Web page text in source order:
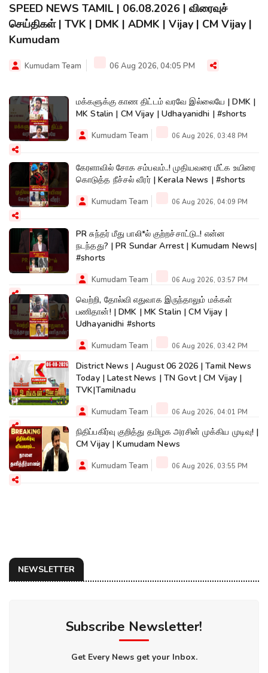
SPEED NEWS TAMIL | 06.08.2026 | விரைவுச்
செய்திகள் | TVK | DMK | ADMK | Vijay | CM Vijay |
Kumudam
Kumudam Team 06 Aug 2026, 04:05 PM
மக்களுக்கு காண திட்டம் வரவே இல்லையே | DMK |
MK Stalin | CM Vijay | Udhayanidhi | #shorts
Kumudam Team 06 Aug 2026, 03:48 PM
கேரளாவில் சோக சம்பவம்..! முதியவரை மீட்க உயிரை
கொடுத்த நீச்சல் வீரர் | Kerala News | #shorts
Kumudam Team 06 Aug 2026, 04:09 PM
PR சுந்தர் மீது பாலி*ல் குற்றச்சாட்டு..! என்ன
நடந்தது? | PR Sundar Arrest | Kumudam News|
#shorts
Kumudam Team 06 Aug 2026, 03:57 PM
வெற்றி, தோல்வி எதுவாக இருந்தாலும் மக்கள்
பணிதான்! | DMK | MK Stalin | CM Vijay |
Udhayanidhi #shorts
Kumudam Team 06 Aug 2026, 03:42 PM
District News | August 06 2026 | Tamil News
Today | Latest News | TN Govt | CM Vijay |
TVK|Tamilnadu
Kumudam Team 06 Aug 2026, 04:01 PM
நிதிப்பகிர்வு குறித்து தமிழக அரசின் முக்கிய முடிவு! |
CM Vijay | Kumudam News
Kumudam Team 06 Aug 2026, 03:55 PM
NEWSLETTER
Subscribe Newsletter!
Get Every News get your Inbox.